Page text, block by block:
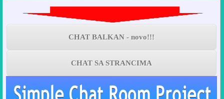
CHAT BALKAN - novo!!!
CHAT SA STRANCIMA